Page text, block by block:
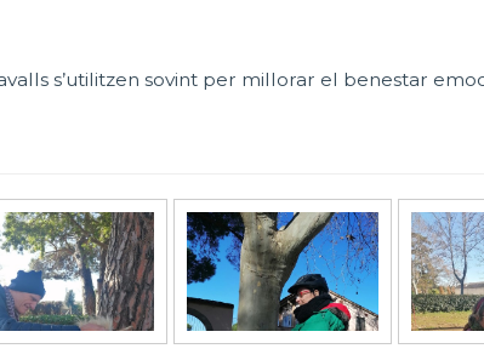
s’utilitzen sovint per millorar el benestar